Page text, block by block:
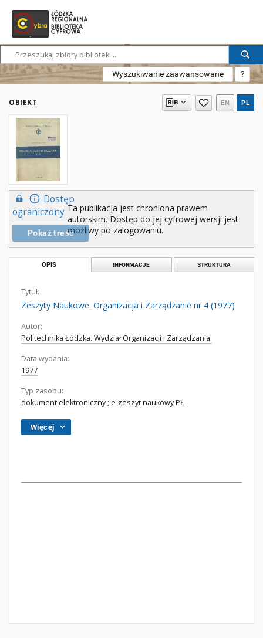
Wyszukiwanie zaawansowane ?
OBIEKT EN PL
Dostęp
ograniczony
Pokaż treść
Ta publikacja jest chroniona prawem
autorskim. Dostęp do jej cyfrowej wersji jest
możliwy po zalogowaniu.
OPIS INFORMACJE STRUKTURA
Tytuł:
Zeszyty Naukowe. Organizacja i Zarządzanie nr 4 (1977)
Autor:
Politechnika Łódzka. Wydział Organizacji i Zarządzania.
Data wydania:
1977
Typ zasobu:
dokument elektroniczny; e-zeszyt naukowy PŁ
Więcej